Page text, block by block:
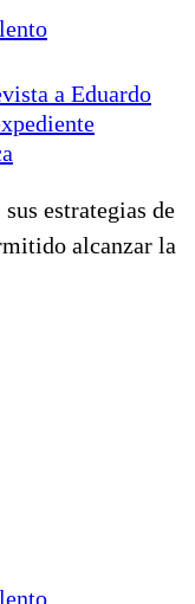
a Eduardo
estrategias de
alcanzar la